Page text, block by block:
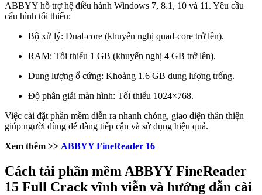
ABBYY hỗ trợ hệ điều hành Windows 7, 8.1, 10 và 11. Yêu cầu
cấu hình tối thiểu:
Bộ xử lý: Dual-core (khuyến nghị quad-core trở lên).
RAM: Tối thiểu 1 GB (khuyến nghị 4 GB trở lên).
Dung lượng ổ cứng: Khoảng 1.6 GB dung lượng trống.
Độ phân giải màn hình: Tối thiểu 1024×768.
Việc cài đặt phần mềm diễn ra nhanh chóng, giao diện thân thiện
giúp người dùng dễ dàng tiếp cận và sử dụng hiệu quả.
Xem thêm >> ABBYY FineReader 16
Cách tải phần mềm ABBYY FineReader
15 Full Crack vĩnh viễn và hướng dẫn cài